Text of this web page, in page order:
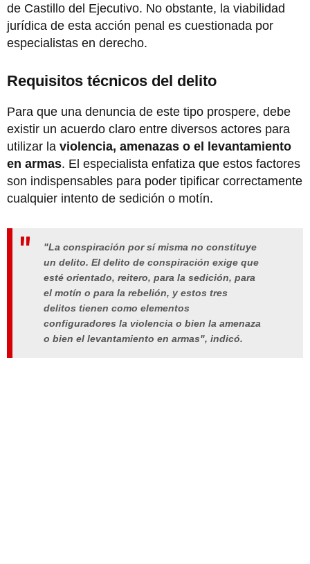
de Castillo del Ejecutivo. No obstante, la viabilidad
jurídica de esta acción penal es cuestionada por
especialistas en derecho.
Requisitos técnicos del delito
Para que una denuncia de este tipo prospere, debe
existir un acuerdo claro entre diversos actores para
utilizar la violencia, amenazas o el levantamiento
en armas. El especialista enfatiza que estos factores
son indispensables para poder tipificar correctamente
cualquier intento de sedición o motín.
"La conspiración por sí misma no constituye
un delito. El delito de conspiración exige que
esté orientado, reitero, para la sedición, para
el motín o para la rebelión, y estos tres
delitos tienen como elementos
configuradores la violencia o bien la amenaza
o bien el levantamiento en armas", indicó.